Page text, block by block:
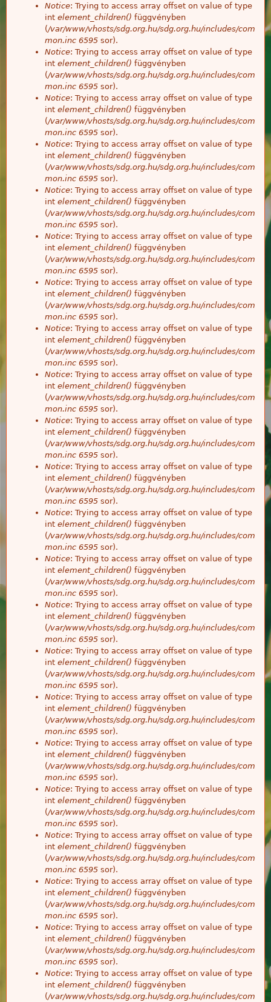
Notice: Trying to access array offset on value of type
int element_children() függvényben
(/var/www/vhosts/sdg.org.hu/sdg.org.hu/includes/com
mon.inc 6595 sor).
Notice: Trying to access array offset on value of type
int element_children() függvényben
(/var/www/vhosts/sdg.org.hu/sdg.org.hu/includes/com
mon.inc 6595 sor).
Notice: Trying to access array offset on value of type
int element_children() függvényben
(/var/www/vhosts/sdg.org.hu/sdg.org.hu/includes/com
mon.inc 6595 sor).
Notice: Trying to access array offset on value of type
int element_children() függvényben
(/var/www/vhosts/sdg.org.hu/sdg.org.hu/includes/com
mon.inc 6595 sor).
Notice: Trying to access array offset on value of type
int element_children() függvényben
(/var/www/vhosts/sdg.org.hu/sdg.org.hu/includes/com
mon.inc 6595 sor).
Notice: Trying to access array offset on value of type
int element_children() függvényben
(/var/www/vhosts/sdg.org.hu/sdg.org.hu/includes/com
mon.inc 6595 sor).
Notice: Trying to access array offset on value of type
int element_children() függvényben
(/var/www/vhosts/sdg.org.hu/sdg.org.hu/includes/com
mon.inc 6595 sor).
Notice: Trying to access array offset on value of type
int element_children() függvényben
(/var/www/vhosts/sdg.org.hu/sdg.org.hu/includes/com
mon.inc 6595 sor).
Notice: Trying to access array offset on value of type
int element_children() függvényben
(/var/www/vhosts/sdg.org.hu/sdg.org.hu/includes/com
mon.inc 6595 sor).
Notice: Trying to access array offset on value of type
int element_children() függvényben
(/var/www/vhosts/sdg.org.hu/sdg.org.hu/includes/com
mon.inc 6595 sor).
Notice: Trying to access array offset on value of type
int element_children() függvényben
(/var/www/vhosts/sdg.org.hu/sdg.org.hu/includes/com
mon.inc 6595 sor).
Notice: Trying to access array offset on value of type
int element_children() függvényben
(/var/www/vhosts/sdg.org.hu/sdg.org.hu/includes/com
mon.inc 6595 sor).
Notice: Trying to access array offset on value of type
int element_children() függvényben
(/var/www/vhosts/sdg.org.hu/sdg.org.hu/includes/com
mon.inc 6595 sor).
Notice: Trying to access array offset on value of type
int element_children() függvényben
(/var/www/vhosts/sdg.org.hu/sdg.org.hu/includes/com
mon.inc 6595 sor).
Notice: Trying to access array offset on value of type
int element_children() függvényben
(/var/www/vhosts/sdg.org.hu/sdg.org.hu/includes/com
mon.inc 6595 sor).
Notice: Trying to access array offset on value of type
int element_children() függvényben
(/var/www/vhosts/sdg.org.hu/sdg.org.hu/includes/com
mon.inc 6595 sor).
Notice: Trying to access array offset on value of type
int element_children() függvényben
(/var/www/vhosts/sdg.org.hu/sdg.org.hu/includes/com
mon.inc 6595 sor).
Notice: Trying to access array offset on value of type
int element_children() függvényben
(/var/www/vhosts/sdg.org.hu/sdg.org.hu/includes/com
mon.inc 6595 sor).
Notice: Trying to access array offset on value of type
int element_children() függvényben
(/var/www/vhosts/sdg.org.hu/sdg.org.hu/includes/com
mon.inc 6595 sor).
Notice: Trying to access array offset on value of type
int element_children() függvényben
(/var/www/vhosts/sdg.org.hu/sdg.org.hu/includes/com
mon.inc 6595 sor).
Notice: Trying to access array offset on value of type
int element_children() függvényben
(/var/www/vhosts/sdg.org.hu/sdg.org.hu/includes/com
mon.inc 6595 sor).
Notice: Trying to access array offset on value of type
int element_children() függvényben
(/var/www/vhosts/sdg.org.hu/sdg.org.hu/includes/com